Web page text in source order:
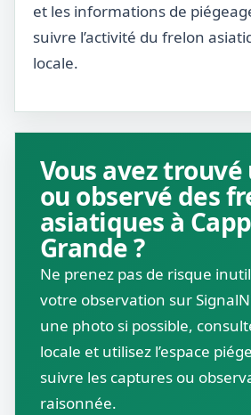
et les informations de
suivre l’activité du frelon
locale.
Vous avez
ou observé des
asiatiques à
Grande ?
Ne prenez pas de risque
votre observation sur
une photo si possible,
locale et utilisez l’espace
suivre les captures ou
raisonnée.